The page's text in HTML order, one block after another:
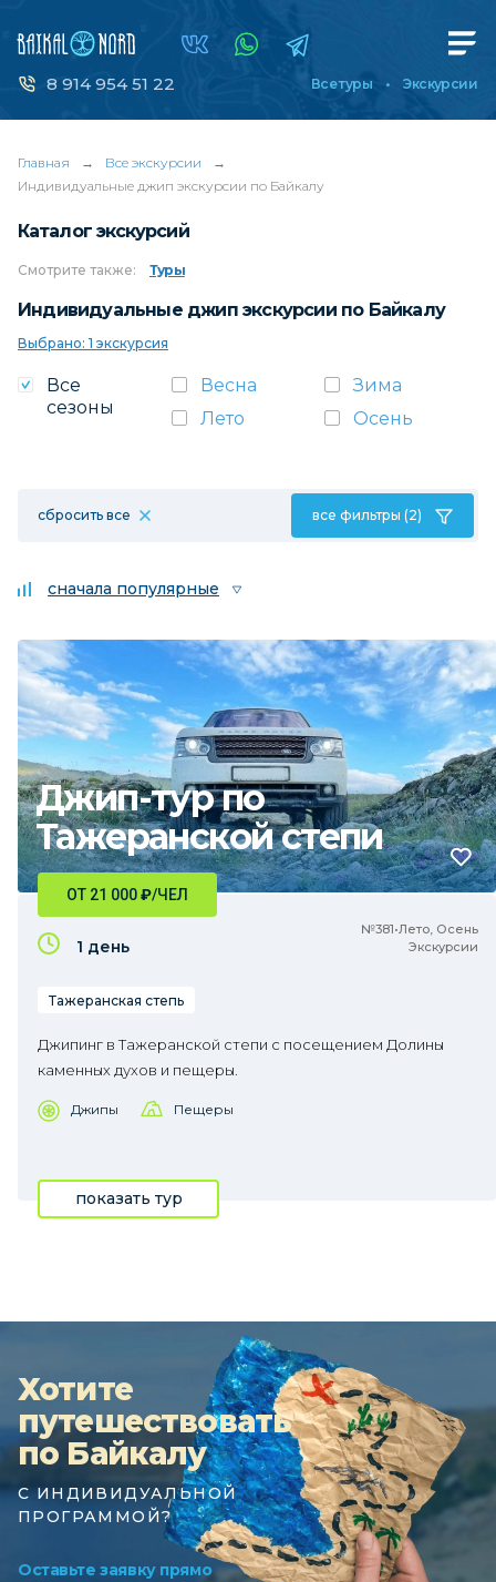
8 914 954 51 22 Все туры Экскурсии
Главная → Все экскурсии
→
Индивидуальные джип экскурсии по Байкалу
Каталог экскурсий
Смотрите также: Туры
Индивидуальные джип экскурсии по Байкалу
Выбрано: 1 экскурсия
Все
сезоны
Весна
Зима
Лето
Осень
сбросить все все фильтры (2)
сначала популярные
Джип-тур по
Тажеранской степи
№381•Лето, Осень
Экскурсии
ОТ 21 000₽/ЧЕЛ
1 день
Тажеранская степь
Джипинг в Тажеранской степи с посещением Долины
каменных духов и пещеры.
Джипы Пещеры
показать тур
Хотите
путешествовать
по Байкалу
С ИНДИВИДУАЛЬНОЙ
ПРОГРАММОЙ?
Оставьте заявку прямо